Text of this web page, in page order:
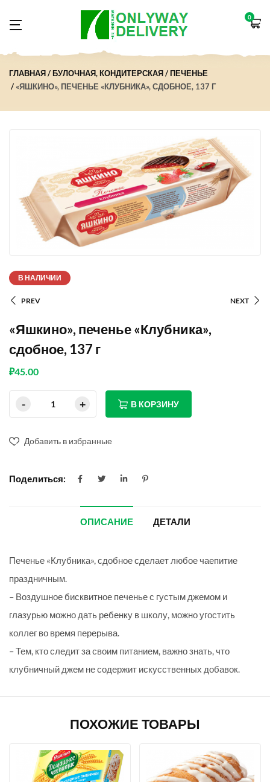
0
ГЛАВНАЯ БУЛОЧНАЯ, КОНДИТЕРСКАЯ
ПЕЧЕНЬЕ
«ЯШКИНО», ПЕЧЕНЬЕ «КЛУБНИКА», СДОБНОЕ, 137 Г
В НАЛИЧИИ
PREV NEXT
«Яшкино», печенье «Клубника»,
сдобное, 137 г
₽45.00
В КОРЗИНУ
Добавить в избранные
Поделиться:
ОПИСАНИЕ ДЕТАЛИ
Печенье «Клубника», сдобное сделает любое чаепитие
праздничным.
– Воздушное бисквитное печенье с густым джемом и
глазурью можно дать ребенку в школу, можно угостить
коллег во время перерыва.
– Тем, кто следит за своим питанием, важно знать, что
клубничный джем не содержит искусственных добавок.
ПОХОЖИЕ ТОВАРЫ